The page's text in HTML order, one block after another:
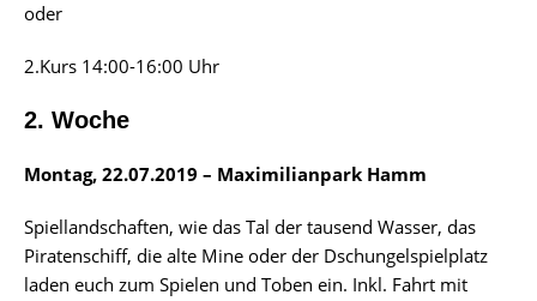
oder
2.Kurs 14:00-16:00 Uhr
2. Woche
Montag, 22.07.2019 – Maximilianpark Hamm
Spiellandschaften, wie das Tal der tausend Wasser, das
Piratenschiff, die alte Mine oder der Dschungelspielplatz
laden euch zum Spielen und Toben ein. Inkl. Fahrt mit